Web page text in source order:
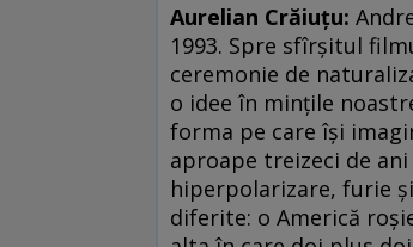
Aurelian Crăiuțu:
1993. Spre sfîrșitul
ceremonie de
o idee în mințile
forma pe care își
aproape treizeci de
hiperpolarizare, furie
diferite: o Americă